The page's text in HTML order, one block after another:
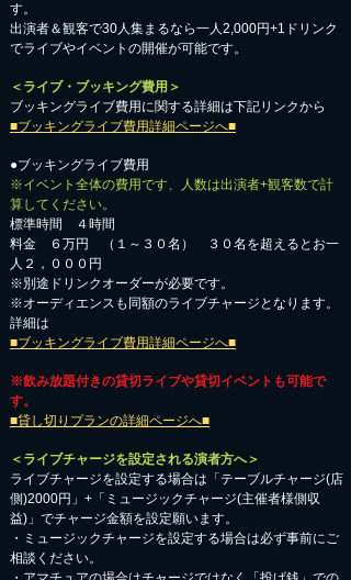
す。
出演者＆観客で30人集まるなら一人2,000円+1ドリンク
でライブやイベントの開催が可能です。
＜ライブ・ブッキング費用＞
ブッキングライブ費用に関する詳細は下記リンクから
■ブッキングライブ費用詳細ページへ■
●ブッキングライブ費用
※イベント全体の費用です、人数は出演者+観客数で計
算してください。
標準時間 ４時間
料金 ６万円 （１～３０名） ３０名を超えるとお一
人２，０００円
※別途ドリンクオーダーが必要です。
※オーディエンスも同額のライブチャージとなります。
詳細は
■ブッキングライブ費用詳細ページへ■
※飲み放題付きの貸切ライブや貸切イベントも可能で
す。
■貸し切りプランの詳細ページへ■
＜ライブチャージを設定される演者方へ＞
ライブチャージを設定する場合は「テーブルチャージ(店
側)2000円」+「ミュージックチャージ(主催者様側収
益)」でチャージ金額を設定願います。
・ミュージックチャージを設定する場合は必ず事前にご
相談ください。